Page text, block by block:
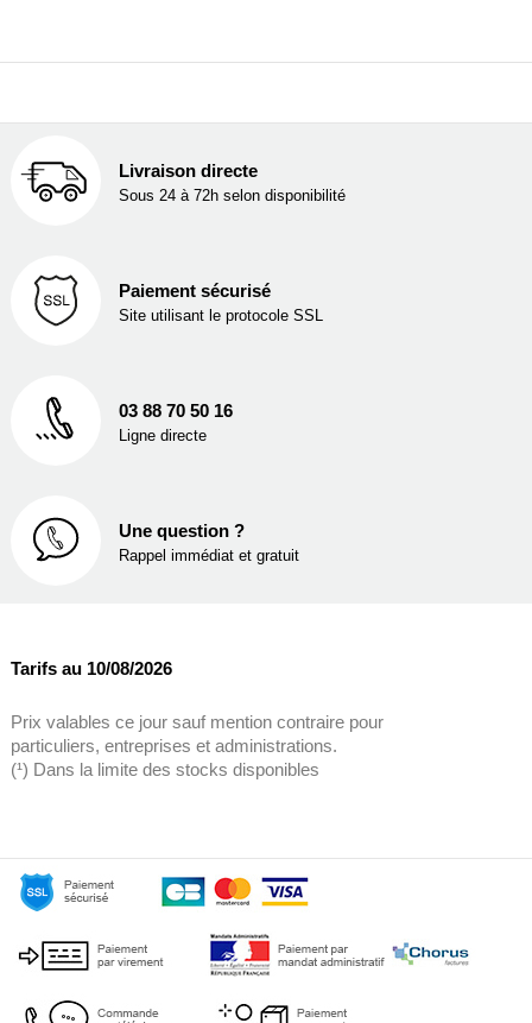
Livraison directe
Sous 24 à 72h selon disponibilité
Paiement sécurisé
Site utilisant le protocole SSL
03 88 70 50 16
Ligne directe
Une question ?
Rappel immédiat et gratuit
Tarifs au 10/08/2026
Prix valables ce jour sauf mention contraire pour
particuliers, entreprises et administrations.
(¹) Dans la limite des stocks disponibles